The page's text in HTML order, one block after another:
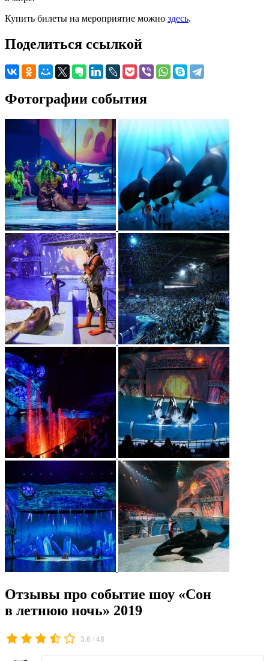
Купить билеты на мероприятие можно здесь.
Поделиться ссылкой
Фотографии события
Отзывы про событие шоу «Сон
в летнюю ночь» 2019
3.6 /48